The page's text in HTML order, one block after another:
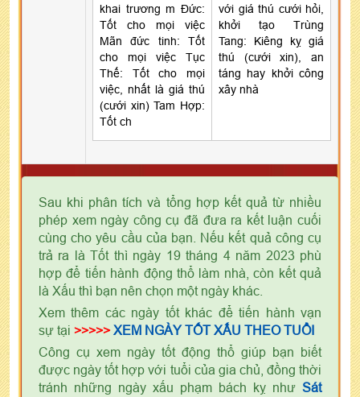
khai trương m Đức:
Tốt cho mọi việc
Mãn đức tinh: Tốt
cho mọi việc Tục
Thế: Tốt cho mọi
việc, nhất là giá thú
(cưới xin) Tam Hợp:
Tốt ch
với giá thú cưới hỏi,
khởi tạo Trùng
Tang: Kiêng kỵ giá
thú (cưới xin), an
táng hay khởi công
xây nhà
Sau khi phân tích và tổng hợp kết quả từ nhiều
phép xem ngày công cụ đã đưa ra kết luận cuối
cùng cho yêu cầu của bạn. Nếu kết quả công cụ
trả ra là Tốt thì ngày 19 tháng 4 năm 2023 phù
hợp để tiến hành động thổ làm nhà, còn kết quả
là Xấu thì bạn nên chọn một ngày khác.
Xem thêm các ngày tốt khác để tiến hành vạn
sự tại >>>>> XEM NGÀY TỐT XẤU THEO TUỔI
Công cụ xem ngày tốt động thổ giúp bạn biết
được ngày tốt hợp với tuổi của gia chủ, đồng thời
tránh những ngày xấu phạm bách kỵ như Sát